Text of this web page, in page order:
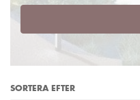
SORTERA EFTER